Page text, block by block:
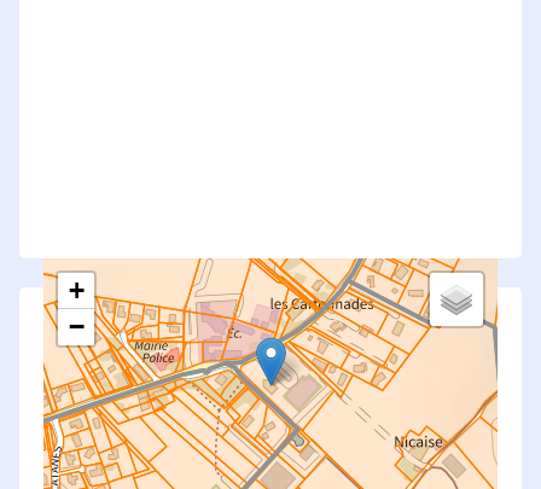
+
−Saisissez les surfaces aménagées par le projet
Surfaces à prendre en compte : bâti, voirie,
espaces verts, remblais et bassins — impacts
définitifs et temporaires (travaux).